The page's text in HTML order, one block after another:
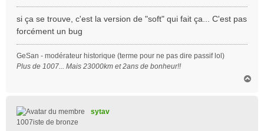
e
s
s
a
g
e
si ça se trouve, c'est la version de "soft" qui fait ça... C'est pas
forcément un bug
GeSan - modérateur historique (terme pour ne pas dire passif lol)
Plus de 1007... Mais 23000km et 2ans de bonheur!!
sytav
1007iste de bronze